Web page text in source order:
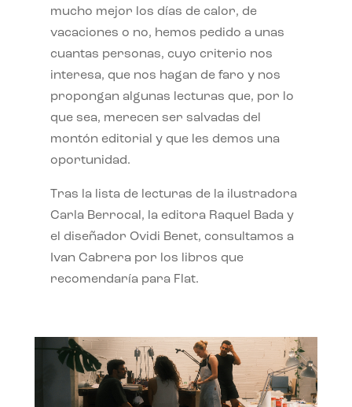
mucho mejor los días de calor, de
vacaciones o no, hemos pedido a unas
cuantas personas, cuyo criterio nos
interesa, que nos hagan de faro y nos
propongan algunas lecturas que, por lo
que sea, merecen ser salvadas del
montón editorial y que les demos una
oportunidad.
Tras la lista de lecturas de la ilustradora
Carla Berrocal, la editora Raquel Bada y
el diseñador Ovidi Benet, consultamos a
Ivan Cabrera por los libros que
recomendaría para Flat.